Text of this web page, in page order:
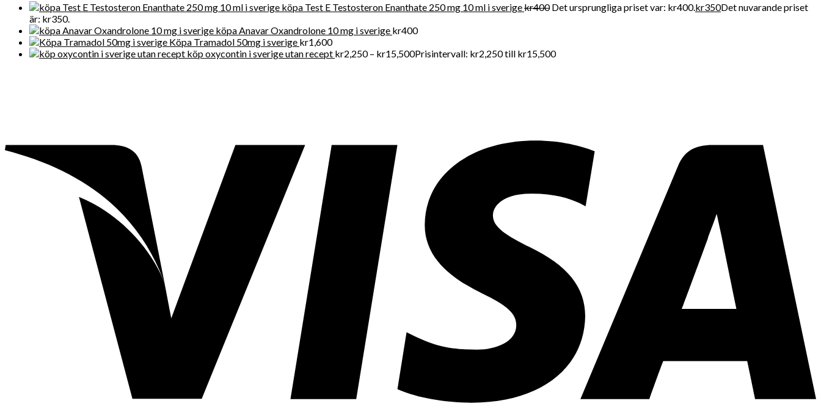
köpa Test E Testosteron Enanthate 250 mg 10 ml i sverigekr400 Det ursprungliga priset var: kr400.kr350Det nuvarande priset
är: kr350.
köpa Anavar Oxandrolone 10 mg i sverige kr400
Köpa Tramadol 50mg i sverige kr1,600
köp oxycontin i sverige utan recept kr2,250 – kr15,500Prisintervall: kr2,250 till kr15,500